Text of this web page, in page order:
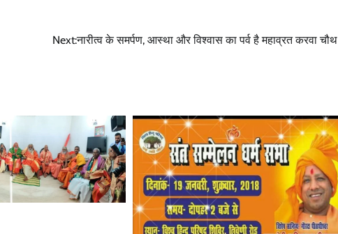
Next:नारीत्व के समर्पण, आस्था और विश्वास का पर्व है महाव्रत करवा चौथ